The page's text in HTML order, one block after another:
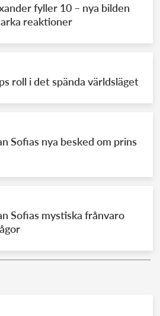
kungahuset
kungahuset
kungahuset
kungahuset
kungahuset
kungahuset
fyller 10 – nya bilden
reaktioner
roll i det spända världsläget
Sofias nya besked om prins
Sofias mystiska frånvaro